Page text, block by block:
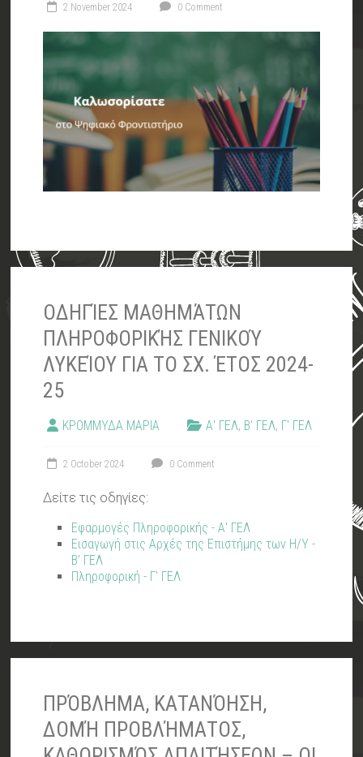
2 November 2024 0 Comment
ΟΔΗΓΊΕΣ ΜΑΘΗΜΆΤΩΝ
ΠΛΗΡΟΦΟΡΙΚΉΣ ΓΕΝΙΚΟΎ
ΛΥΚΕΊΟΥ ΓΙΑ ΤΟ ΣΧ. ΈΤΟΣ 2024-
25
ΚΡΟΜΜΥΔΑ ΜΑΡΙΑ Α' ΓΕΛ, Β' ΓΕΛ, Γ' ΓΕΛ
2 October 2024 0 Comment
Δείτε τις οδηγίες:
Εφαρμογές Πληροφορικής - Α' ΓΕΛ
Εισαγωγή στις Αρχές της Επιστήμης των Η/Υ -
Β' ΓΕΛ
Πληροφορική - Γ' ΓΕΛ
ΠΡΌΒΛΗΜΑ, ΚΑΤΑΝΌΗΣΗ,
ΔΟΜΉ ΠΡΟΒΛΉΜΑΤΟΣ,